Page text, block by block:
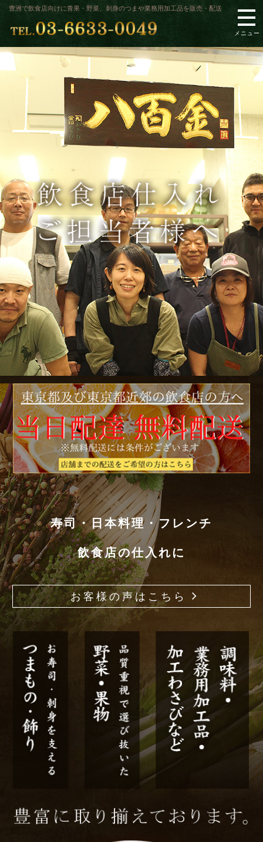
豊洲で飲食店向けに青果・野菜、刺身のつまや業務用加工品を販売・配送
メニュー
寿司・日本料理・フレンチ
飲食店の仕入れに
お客様の声はこちら